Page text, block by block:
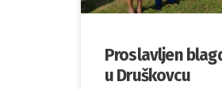
Proslavljen
u Druškovcu